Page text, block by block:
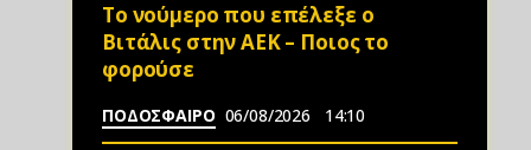
Το νούμερο που επέλεξε ο
Βιτάλις στην ΑΕΚ – Ποιος το
φορούσε
ΠΟΔΟΣΦΑΙΡΟ 06/08/2026 14:10